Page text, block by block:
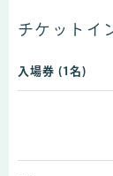
チケットイ
入場券 (1名)